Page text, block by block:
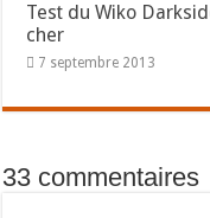
Test du Wiko
cher
7 septembre 2013
33 commentaires